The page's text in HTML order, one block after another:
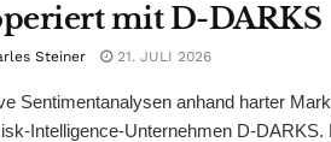
mit D-DARKS
Steiner 21. JULI 2026
Sentimentanalysen anhand harter
Intelligence-Unternehmen D-DARKS.